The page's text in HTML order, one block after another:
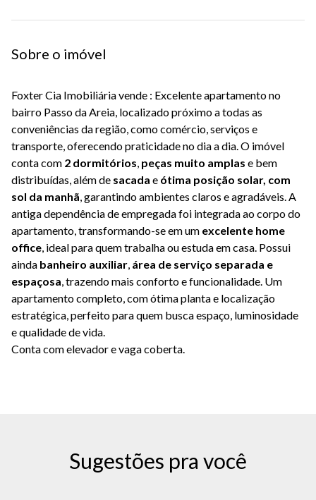
Sobre o imóvel
Foxter Cia Imobiliária vende : Excelente apartamento no
bairro Passo da Areia, localizado próximo a todas as
conveniências da região, como comércio, serviços e
transporte, oferecendo praticidade no dia a dia. O imóvel
conta com 2 dormitórios, peças muito amplas e bem
distribuídas, além de sacada e ótima posição solar, com
sol da manhã, garantindo ambientes claros e agradáveis. A
antiga dependência de empregada foi integrada ao corpo do
apartamento, transformando-se em um excelente home
office, ideal para quem trabalha ou estuda em casa. Possui
ainda banheiro auxiliar, área de serviço separada e
espaçosa, trazendo mais conforto e funcionalidade. Um
apartamento completo, com ótima planta e localização
estratégica, perfeito para quem busca espaço, luminosidade
e qualidade de vida.
Conta com elevador e vaga coberta.
Sugestões pra você